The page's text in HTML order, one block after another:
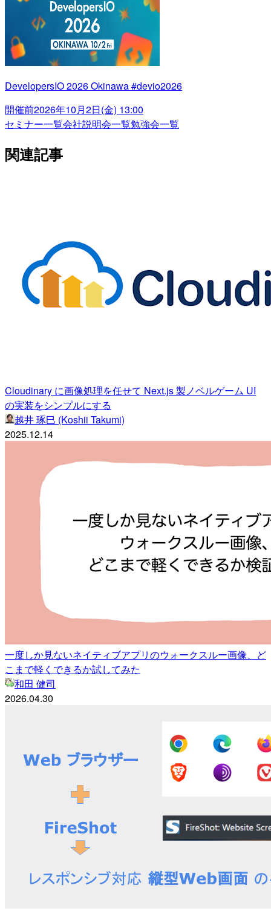
DevelopersIO 2026 Okinawa #devio2026
開催前2026年10月2日(金) 13:00
セミナー一覧会社説明会一覧勉強会一覧
関連記事
Cloudinary に画像処理を任せて Next.js 製ノベルゲーム UI
の実装をシンプルにする
越井 琢巳 (Koshii Takumi)
2025.12.14
一度しか見ないネイティブアプリのウォークスルー画像、ど
こまで軽くできるか試してみた
和田 健司
2026.04.30